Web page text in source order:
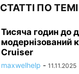
СТАТТІ ПО ТЕМІ
Тисяча годин до
модернізований
Cruiser
maxwelhelp - 11.11.2025